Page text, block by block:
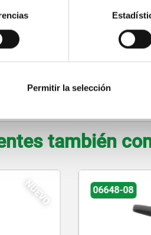
Permitir la selecciónINDICACIÓN SOBRE EL
también
NUEVO 09067